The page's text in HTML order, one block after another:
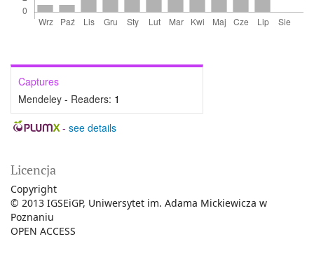
Captures
Mendeley - Readers: 1
- see details
Licencja
Copyright
© 2013 IGSEiGP, Uniwersytet im. Adama Mickiewicza w
Poznaniu
OPEN ACCESS